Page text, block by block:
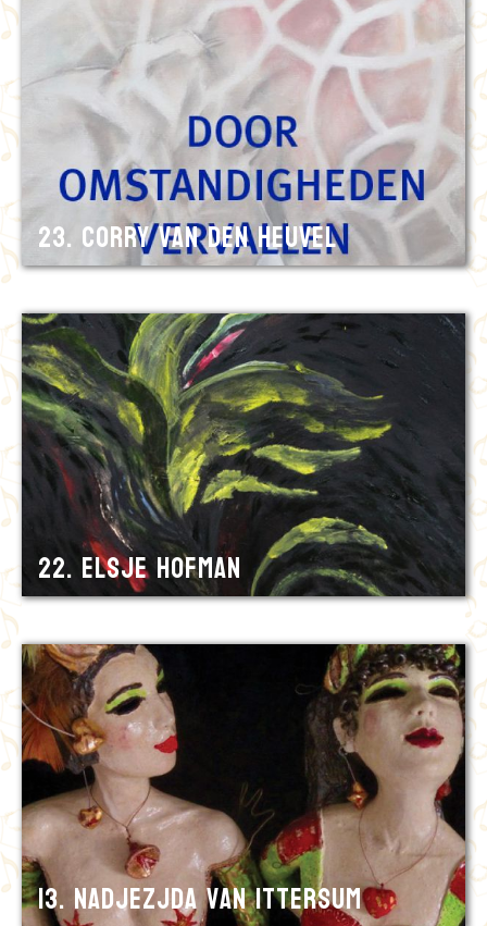
23. Corry van den Heuvel
22. Elsje Hofman
13. Nadjezjda van Ittersum